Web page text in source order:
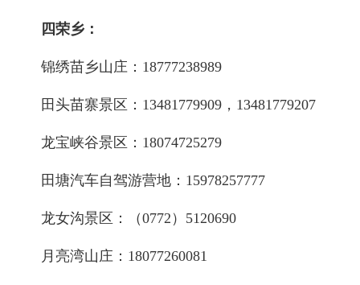
四荣乡：
锦绣苗乡山庄： 18777238989
田头苗寨景区： 13481779909，13481779207
龙宝峡谷景区： 18074725279
田塘汽车自驾游营地： 15978257777
龙女沟景区：（0772）5120690
月亮湾山庄： 18077260081